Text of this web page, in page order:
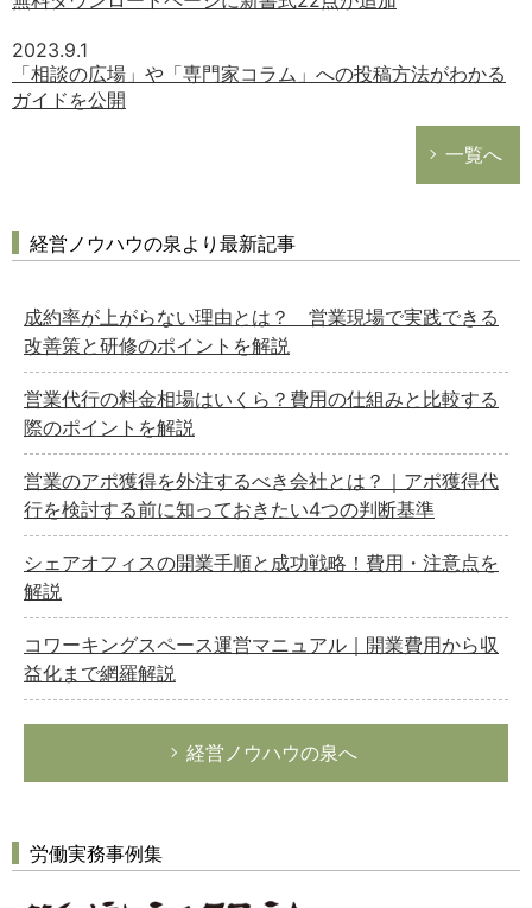
2023.9.1
「相談の広場」や「専門家コラム」への投稿方法がわかる
ガイドを公開
一覧へ
経営ノウハウの泉より最新記事
成約率が上がらない理由とは？ 営業現場で実践できる
改善策と研修のポイントを解説
営業代行の料金相場はいくら？費用の仕組みと比較する
際のポイントを解説
営業のアポ獲得を外注するべき会社とは？｜アポ獲得代
行を検討する前に知っておきたい4つの判断基準
シェアオフィスの開業手順と成功戦略！費用・注意点を
解説
コワーキングスペース運営マニュアル｜開業費用から収
益化まで網羅解説
経営ノウハウの泉へ
労働実務事例集